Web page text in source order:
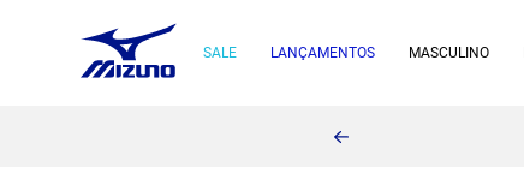
SALE LANÇAMENTOS MASCULINO